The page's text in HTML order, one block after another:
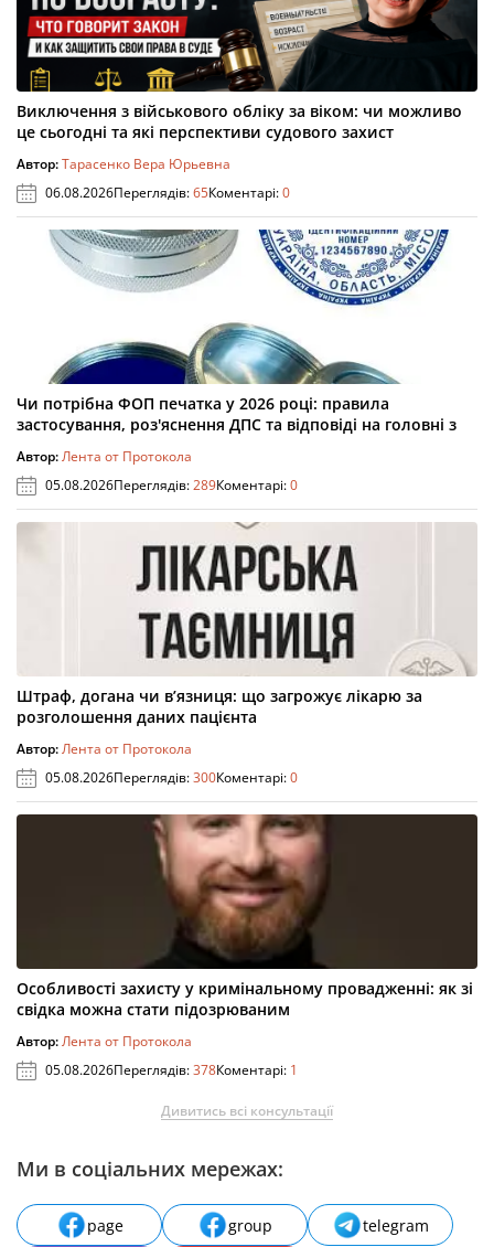
Виключення з військового обліку за віком: чи можливо
це сьогодні та які перспективи судового захист
Автор:Тарасенко Вера Юрьевна
06.08.2026Переглядів:65Коментарі:0
Чи потрібна ФОП печатка у 2026 році: правила
застосування, роз'яснення ДПС та відповіді на головні з
Автор:Лента от Протокола
05.08.2026Переглядів:289Коментарі:0
Штраф, догана чи в’язниця: що загрожує лікарю за
розголошення даних пацієнта
Автор:Лента от Протокола
05.08.2026Переглядів:300Коментарі:0
Особливості захисту у кримінальному провадженні: як зі
свідка можна стати підозрюваним
Автор:Лента от Протокола
05.08.2026Переглядів:378Коментарі: 1
Дивитись всі консультації
Ми в соціальних мережах:
page group
telegram